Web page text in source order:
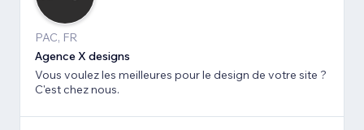
PAC, FR
Agence X designs
Vous voulez les meilleures pour le design de votre site ?
C'est chez nous.